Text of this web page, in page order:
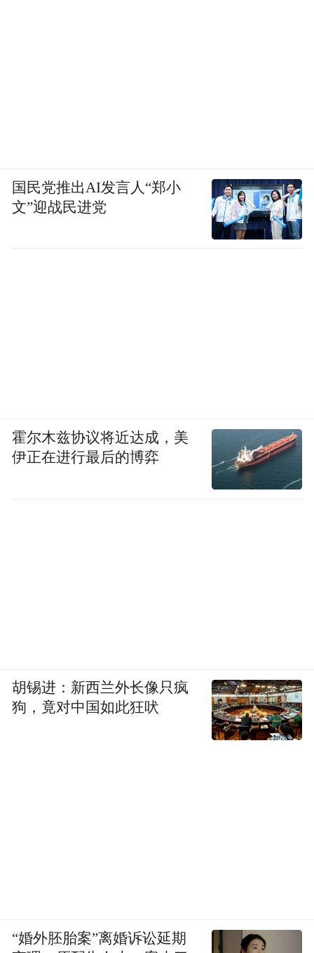
国民党推出AI发言人“郑小
文”迎战民进党
霍尔木兹协议将近达成，美
伊正在进行最后的博弈
胡锡进：新西兰外长像只疯
狗，竟对中国如此狂吠
“婚外胚胎案”离婚诉讼延期